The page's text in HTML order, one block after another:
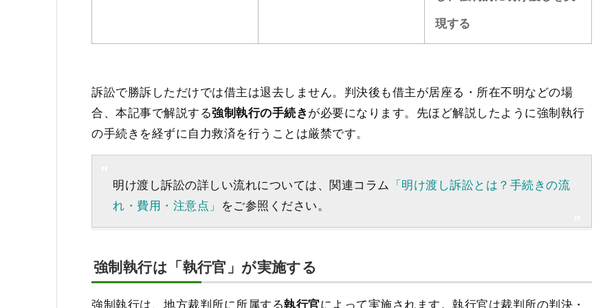
現する
訴訟で勝訴しただけでは借主は退去しません。判決後も借主が居座る・所在不明などの場
合、本記事で解説する強制執行の手続きが必要になります。先ほど解説したように強制執行
の手続きを経ずに自力救済を行うことは厳禁です。
明け渡し訴訟の詳しい流れについては、関連コラム 「明け渡し訴訟とは？手続きの流
れ・費用・注意点」 をご参照ください。
強制執行は「執行官」が実施する
強制執行は、地方裁判所に所属する執行官によって実施されます。執行官は裁判所の判決・